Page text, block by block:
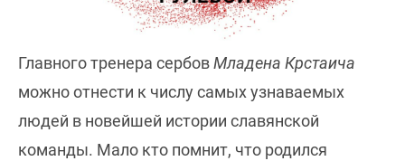
Главного тренера сербовМладена Крстаича
можно отнести к числу самых узнаваемых
людей в новейшей истории славянской
команды. Мало кто помнит, что родился